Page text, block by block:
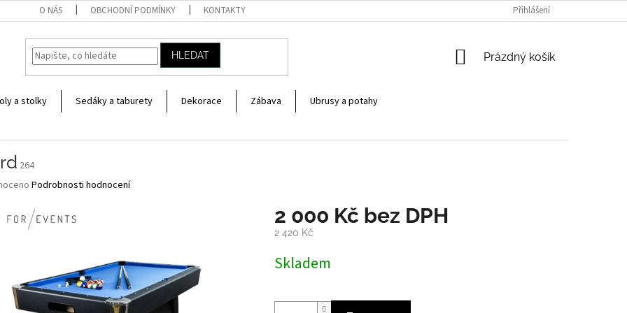
O NÁS OBCHODNÍ PODMÍNKY KONTAKTY Přihlášení
HLEDAT
NÁKUPNÍ
Prázdný košík
a stolky Sedáky a taburety Dekorace Zábava Ubrusy a potahy
264
Podrobnosti hodnocení
2 000 Kč bez DPH
2 420 Kč
cena:
Skladem